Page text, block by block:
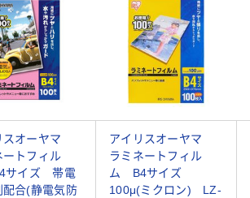
スオーヤマ
ートフィル
サイズ 帯電
配合(静電気防
アイリスオーヤマ
ラミネートフィル
ム B4サイズ
100μ(ミクロン) LZ-